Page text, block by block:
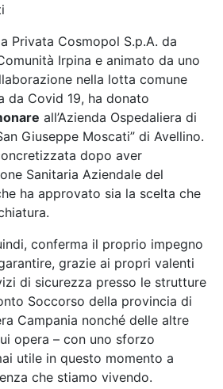
Privata Cosmopol S.p.A. da
Irpina e animato da uno
nella lotta comune
da Covid 19, ha donato
all’Azienda Ospedaliera di
Giuseppe Moscati” di Avellino.
dopo aver
Sanitaria Aziendale del
ha approvato sia la scelta che
conferma il proprio impegno
grazie ai propri valenti
di sicurezza presso le strutture
Soccorso della provincia di
Campania nonché delle altre
opera – con uno sforzo
utile in questo momento a
che stiamo vivendo.